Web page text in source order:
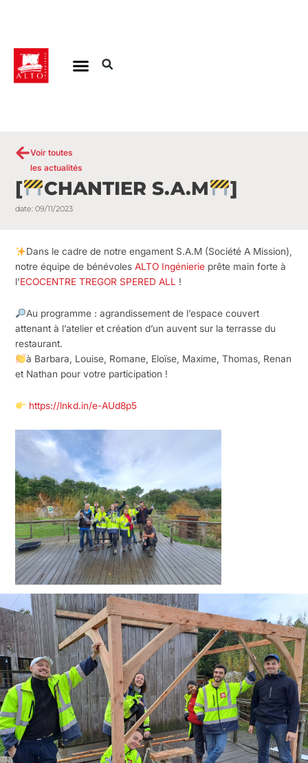
Voir toutes
les actualités
[ CHANTIER S.A.M ]
date: 09/11/2023
Dans le cadre de notre engament S.A.M (Société A Mission),
notre équipe de bénévolesALTO Ingénierie prête main forte à
l’ECOCENTRE TREGOR SPERED ALL !
Au programme : agrandissement de l’espace couvert
attenant à l’atelier et création d’un auvent sur la terrasse du
restaurant.
à Barbara, Louise, Romane, Eloïse, Maxime, Thomas, Renan
et Nathan pour votre participation !
https://lnkd.in/e-AUd8p5